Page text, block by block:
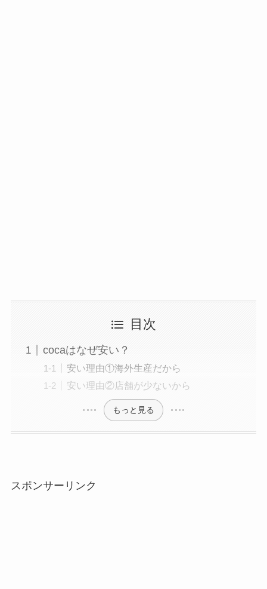
目次
cocaはなぜ安い？
安い理由①海外生産だから
安い理由②店舗が少ないから
もっと見る
スポンサーリンク